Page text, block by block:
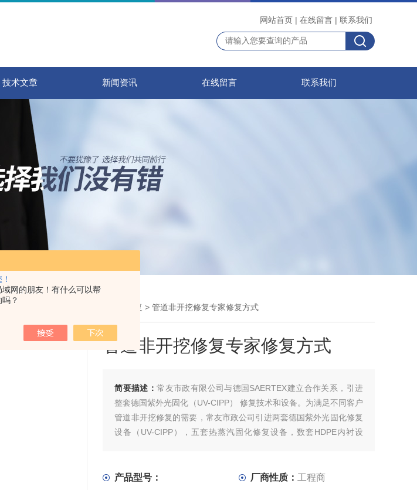
域网的朋友！有什么可以帮
？
网站首页 | 在线留言 | 联系我们
技术文章 新闻资讯 在线留言 联系我们
> 管道非开挖修复 管道CIPP固化修复 > 管道非开挖修复专家修复方式
管道非开挖修复专家修复方式
简要描述：常友市政有限公司与德国SAERTEX建立合作关系，引进
整套德国紫外光固化（UV-CIPP） 修复技术和设备。为满足不同客户
管道非开挖修复的需要，常友市政公司引进两套德国紫外光固化修复
设备（UV-CIPP），五套热蒸汽固化修复设备，数套HDPE内衬设
产品型号： 厂商性质： 工程商